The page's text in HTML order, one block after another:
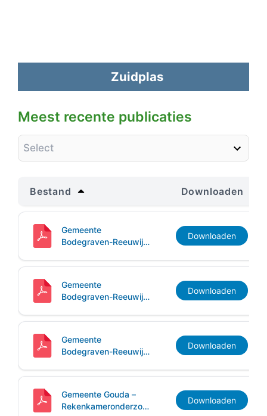
Bodegraven-Reeuwijk
Bodegraven-Reeuwijk
Gouda
Gouda
Waddinxveen
Waddinxveen
Zuidplas
Zuidplas
Meest recente publicaties
Bestand Downloaden
Gemeente
Bodegraven-Reeuwijk
Rekenkameronderzoek
Downloaden
Gemeente
Bodegraven-Reeuwijk
Rekenkameronderzoek
Downloaden
Gemeente
Bodegraven-Reeuwijk
Rekenkameronderzoek
Downloaden
Gemeente Gouda –
Rekenkameronderzoek
Downloaden